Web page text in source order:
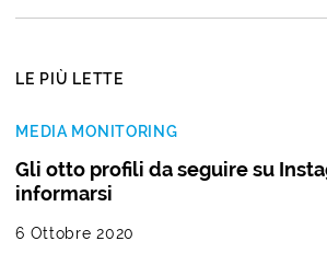
LE PIÙ LETTE
MEDIA MONITORING
Gli otto profili da seguire su
informarsi
6 Ottobre 2020